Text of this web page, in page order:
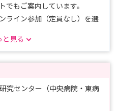
でもご案内しています。
ライン参加（定員なし）を選
ています！
division/nursing/intern
と見る
究センター（中央病院・東病